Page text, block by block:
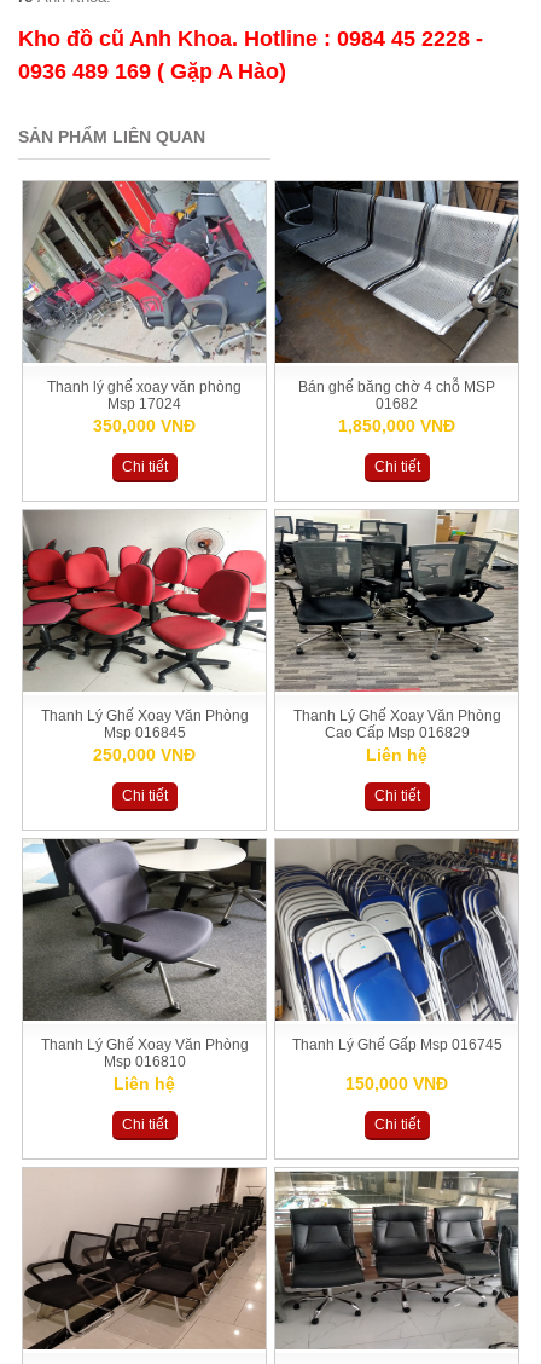
Kho đồ cũ Anh Khoa. Hotline : 0984 45 2228 -
0936 489 169 ( Gặp A Hào)
SẢN PHẨM LIÊN QUAN
Thanh lý ghế xoay văn phòng
Msp 17024
350,000 VNĐ
Chi tiết
Bán ghế băng chờ 4 chỗ MSP
01682
1,850,000 VNĐ
Chi tiết
Thanh Lý Ghế Xoay Văn Phòng
Msp 016845
250,000 VNĐ
Chi tiết
Thanh Lý Ghế Xoay Văn Phòng
Cao Cấp Msp 016829
Liên hệ
Chi tiết
Thanh Lý Ghế Xoay Văn Phòng
Msp 016810
Liên hệ
Chi tiết
Thanh Lý Ghế Gấp Msp 016745
150,000 VNĐ
Chi tiết